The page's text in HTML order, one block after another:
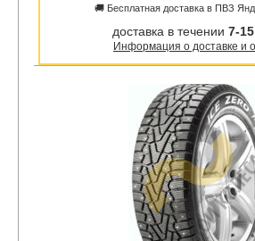
🚚 Бесплатная доставка в ПВЗ
доставка в течении 7-
Информация о доставке и